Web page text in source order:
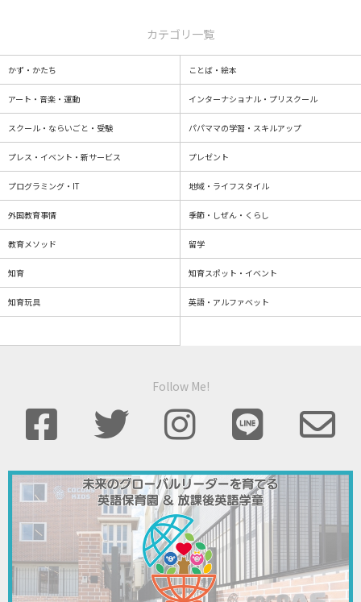
カテゴリ一覧
かず・かたち ことば・絵本
アート・音楽・運動 インターナショナル・プリスクール
スクール・ならいごと・受験 パパママの学習・スキルアップ
プレス・イベント・新サービス プレゼント
プログラミング・IT 地域・ライフスタイル
外国教育事情 季節・しぜん・くらし
教育メソッド 留学
知育 知育スポット・イベント
知育玩具 英語・アルファベット
Follow Me!